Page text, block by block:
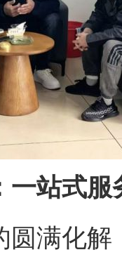
站式服
满化解